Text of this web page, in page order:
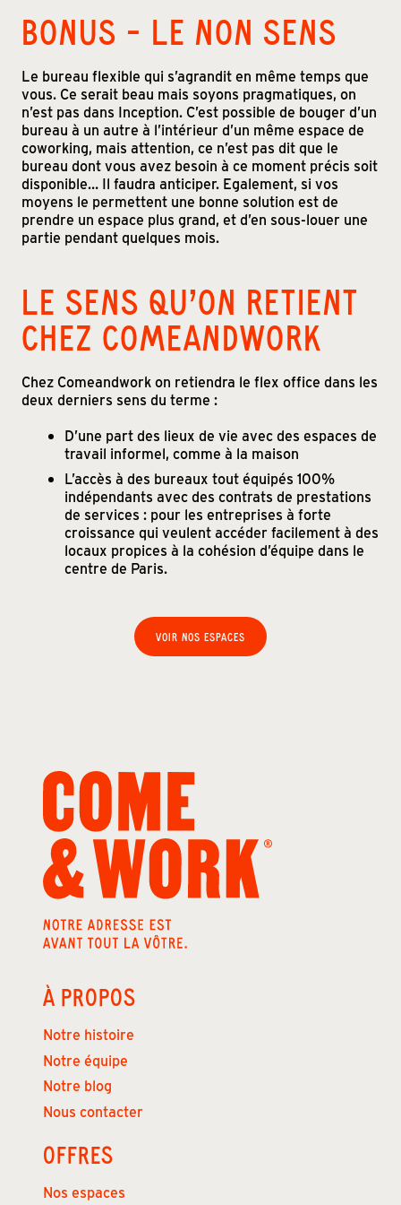
BONUS – LE NON SENS
Le bureau flexible qui s’agrandit en même temps que
vous. Ce serait beau mais soyons pragmatiques, on
n’est pas dans Inception. C’est possible de bouger d’un
bureau à un autre à l’intérieur d’un même espace de
coworking, mais attention, ce n’est pas dit que le
bureau dont vous avez besoin à ce moment précis soit
disponible… Il faudra anticiper. Egalement, si vos
moyens le permettent une bonne solution est de
prendre un espace plus grand, et d’en sous-louer une
partie pendant quelques mois.
LE SENS QU’ON RETIENT
CHEZ COMEANDWORK
Chez Comeandwork on retiendra le flex office dans les
deux derniers sens du terme :
D’une part des lieux de vie avec des espaces de
travail informel, comme à la maison
L’accès à des bureaux tout équipés 100%
indépendants avec des contrats de prestations
de services : pour les entreprises à forte
croissance qui veulent accéder facilement à des
locaux propices à la cohésion d’équipe dans le
centre de Paris.
VOIR NOS ESPACES
À PROPOS
Notre histoire
Notre équipe
Notre blog
Nous contacter
OFFRES
Nos espaces